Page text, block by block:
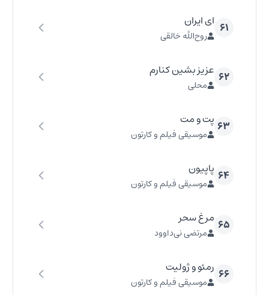
۶۱ ای ایران
روح‌الله خالقی
۶۲ عزیز بشین کنارم
محلی
۶۳ پت و مت
موسیقی فیلم و کارتون
۶۴ پاپیون
موسیقی فیلم و کارتون
۶۵ مرغ سحر
مرتضی نی‌داوود
۶۶ رمئو و ژولیت
موسیقی فیلم و کارتون